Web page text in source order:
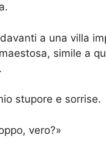
a una villa
simile a
stupore e sorrise.
vero?»